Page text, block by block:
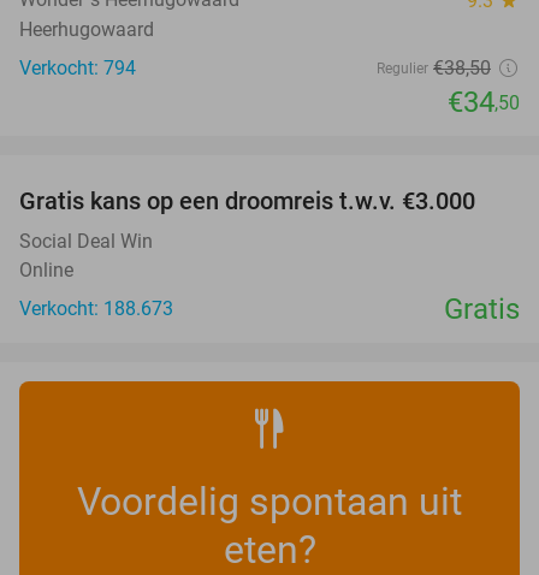
Heerhugowaard
Verkocht: 794
Regulier €38,50
€34,50
Gratis kans op een droomreis t.w.v. €3.000
Social Deal Win
Online
Verkocht: 188.673
Gratis
Voordelig spontaan uit
eten?